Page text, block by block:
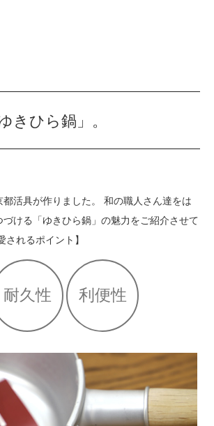
きひら鍋」。
都活具が作りました。 和の職人さん達をは
づける「ゆきひら鍋」の魅力をご紹介させて
されるポイント】
耐久性 利便性